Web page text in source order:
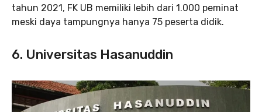
tahun 2021, FK UB memiliki lebih dari 1.000 peminat
meski daya tampungnya hanya 75 peserta didik.
6. Universitas Hasanuddin